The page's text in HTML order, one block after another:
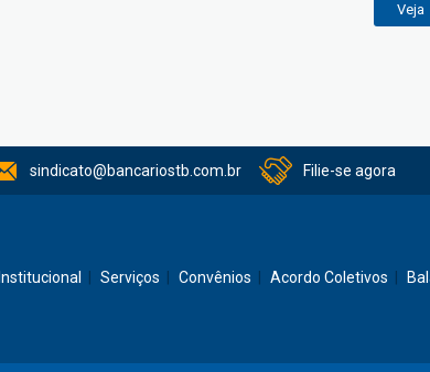
Veja
sindicato@bancariostb.com.br Filie-se agora
Institucional Serviços Convênios Acordo Coletivos